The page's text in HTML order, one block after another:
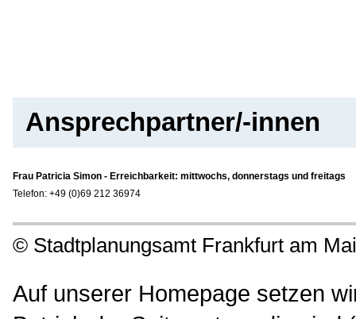
Ansprechpartner/-innen
Frau Patricia Simon - Erreichbarkeit: mittwochs, donnerstags und freitags
Telefon: +49 (0)69 212 36974
© Stadtplanungsamt Frankfurt am
Auf unserer Homepage setzen